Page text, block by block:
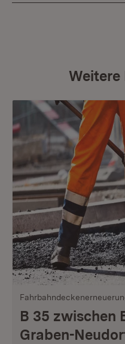
Weitere
B 35 zwischen
Graben-